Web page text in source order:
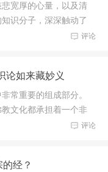
宽厚的心量，以及清
识分子，深深触动了
评论
论如来藏妙义
常重要的组成部分。
文化都承担着一个非
评论
经？